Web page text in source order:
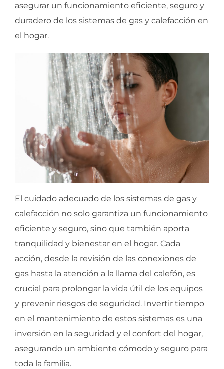
asegurar un funcionamiento eficiente, seguro y
duradero de los sistemas de gas y calefacción en
el hogar.
El cuidado adecuado de los sistemas de gas y
calefacción no solo garantiza un funcionamiento
eficiente y seguro, sino que también aporta
tranquilidad y bienestar en el hogar. Cada
acción, desde la revisión de las conexiones de
gas hasta la atención a la llama del calefón, es
crucial para prolongar la vida útil de los equipos
y prevenir riesgos de seguridad. Invertir tiempo
en el mantenimiento de estos sistemas es una
inversión en la seguridad y el confort del hogar,
asegurando un ambiente cómodo y seguro para
toda la familia.